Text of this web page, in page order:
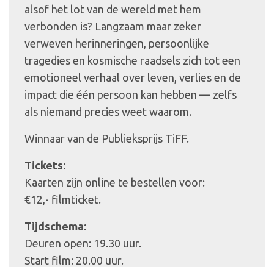
alsof het lot van de wereld met hem
verbonden is? Langzaam maar zeker
verweven herinneringen, persoonlijke
tragedies en kosmische raadsels zich tot een
emotioneel verhaal over leven, verlies en de
impact die één persoon kan hebben — zelfs
als niemand precies weet waarom.
Winnaar van de Publieksprijs TiFF.
Tickets:
Kaarten zijn online te bestellen voor:
€12,- filmticket.
Tijdschema:
Deuren open: 19.30 uur.
Start film: 20.00 uur.